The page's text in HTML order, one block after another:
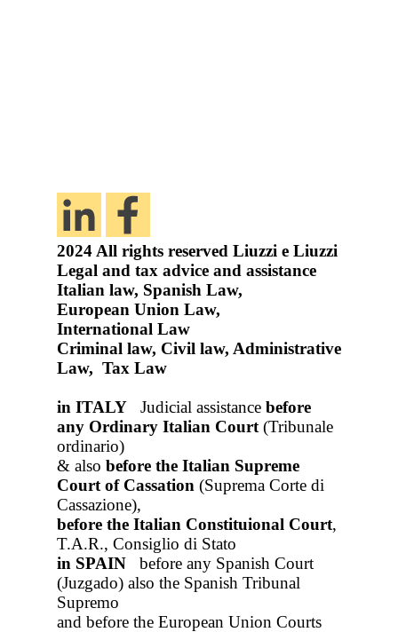
2024 All rights reserved Liuzzi e Liuzzi
Legal and tax advice and assistance
Italian law, Spanish Law,
European Union Law,
International Law
Criminal law, Civil law, Administrative
Law, Tax Law
in ITALY Judicial assistance before
any Ordinary Italian Court (Tribunale
ordinario)
& also before the Italian Supreme
Court of Cassation (Suprema Corte di
Cassazione),
before the Italian Constituional Court,
T.A.R., Consiglio di Stato
in SPAIN before any Spanish Court
(Juzgado) also the Spanish Tribunal
Supremo
and before the European Union Courts